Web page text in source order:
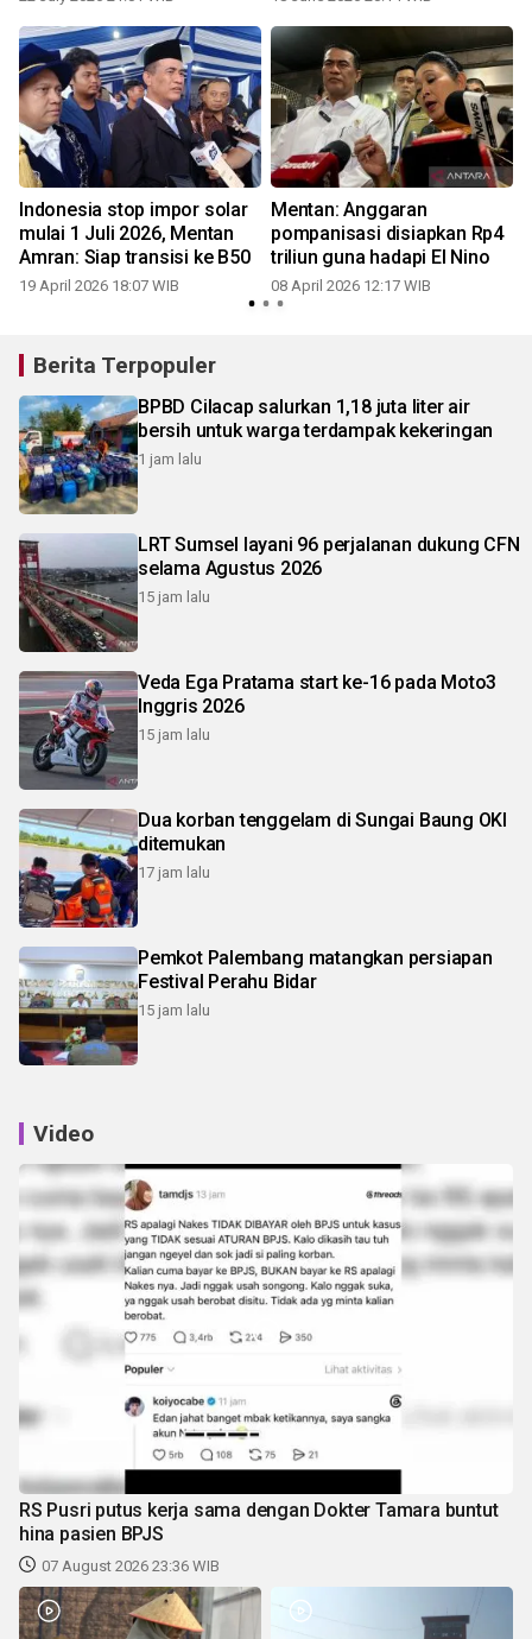
Indonesia stop impor solar
mulai 1 Juli 2026, Mentan
Amran: Siap transisi ke B50
19 April 2026 18:07 WIB
Mentan: Anggaran
pompanisasi disiapkan Rp4
triliun guna hadapi El Nino
08 April 2026 12:17 WIB
Berita Terpopuler
BPBD Cilacap salurkan 1,18 juta liter air
bersih untuk warga terdampak kekeringan
1 jam lalu
LRT Sumsel layani 96 perjalanan dukung CFN
selama Agustus 2026
15 jam lalu
Veda Ega Pratama start ke-16 pada Moto3
Inggris 2026
15 jam lalu
Dua korban tenggelam di Sungai Baung OKI
ditemukan
17 jam lalu
Pemkot Palembang matangkan persiapan
Festival Perahu Bidar
15 jam lalu
Video
RS Pusri putus kerja sama dengan Dokter Tamara buntut
hina pasien BPJS
07 August 2026 23:36 WIB